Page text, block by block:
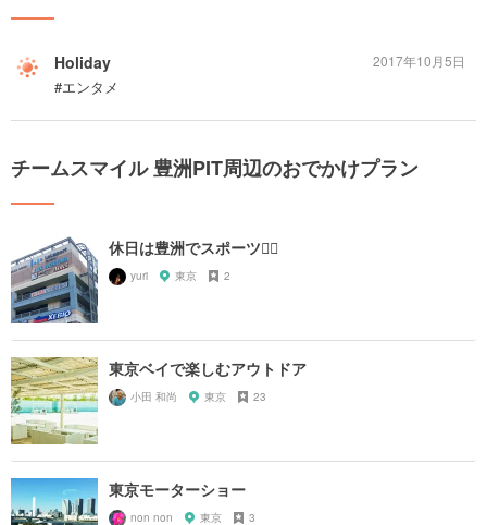
Holiday
#エンタメ
2017年10月5日
チームスマイル 豊洲PIT周辺のおでかけプラン
休日は豊洲でスポーツ🏃‍♀️
yuri 東京 2
東京ベイで楽しむアウトドア
小田 和尚 東京 23
東京モーターショー
non non 東京 3